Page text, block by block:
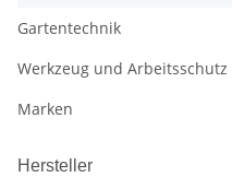
Gartentechnik
Werkzeug und Arbeitsschutz
Marken
Hersteller